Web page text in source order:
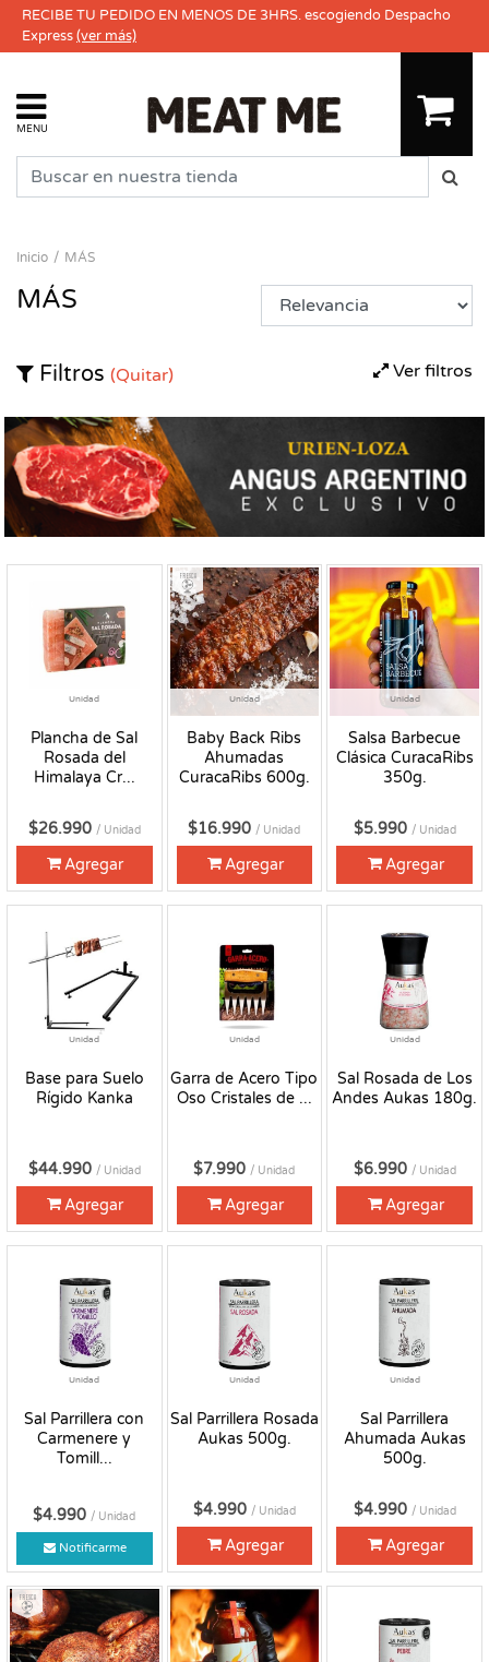
RECIBE TU PEDIDO EN MENOS DE 3HRS. escogiendo Despacho
Express(ver más)
MENU
Inicio MÁS
MÁS
Ver filtros
Filtros (Quitar)
Unidad
Plancha de Sal
Rosada del
Himalaya Cr...
$26.990 / Unidad
Agregar
Unidad
Baby Back Ribs
Ahumadas
CuracaRibs 600g.
Fresco
$16.990 / Unidad
Agregar
Unidad
Salsa Barbecue
Clásica CuracaRibs
350g.
$5.990 / Unidad
Agregar
Unidad
Base para Suelo
Rígido Kanka
$44.990 / Unidad
Agregar
Unidad
Garra de Acero Tipo
Oso Cristales de ...
$7.990 / Unidad
Agregar
Unidad
Sal Rosada de Los
Andes Aukas 180g.
$6.990 / Unidad
Agregar
Unidad
Sal Parrillera con
Carmenere y
Tomill...
$4.990 / Unidad
Notificarme
Unidad
Sal Parrillera Rosada
Aukas 500g.
$4.990 / Unidad
Agregar
Unidad
Sal Parrillera
Ahumada Aukas
500g.
$4.990 / Unidad
Agregar
Fresco